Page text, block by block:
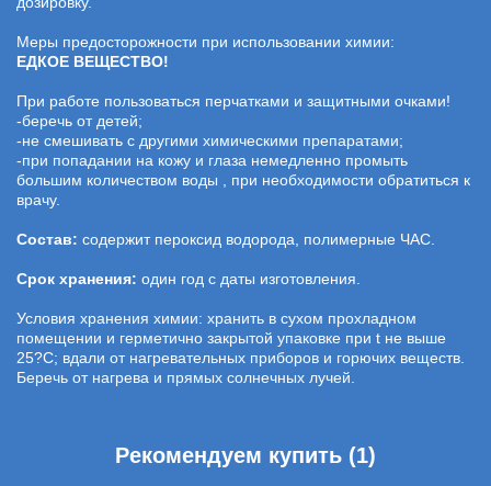
Меры предосторожности при использовании химии:
ЕДКОЕ ВЕЩЕСТВО!
При работе пользоваться перчатками и защитными очками!
-беречь от детей;
-не смешивать с другими химическими препаратами;
-при попадании на кожу и глаза немедленно промыть
большим количеством воды , при необходимости обратиться к
врачу.
Состав: содержит пероксид водорода, полимерные ЧАС.
Срок хранения: один год с даты изготовления.
Условия хранения химии: хранить в сухом прохладном
помещении и герметично закрытой упаковке при t не выше
25?С; вдали от нагревательных приборов и горючих веществ.
Беречь от нагрева и прямых солнечных лучей.
Рекомендуем купить (1)